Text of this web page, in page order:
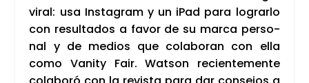
viral: usa Ins­ta­gram y un iPad para lograr­lo
con resul­ta­dos a favor de su mar­ca per­so­
nal y de medios que cola­bo­ran con ella
como Vanity Fair. Watson recien­te­men­te